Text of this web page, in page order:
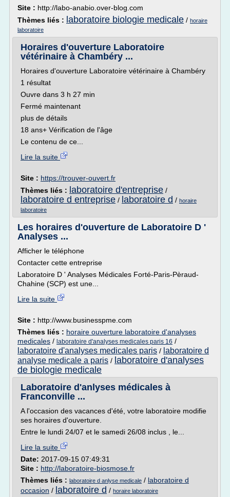
Site : http://labo-anabio.over-blog.com
Thèmes liés : laboratoire biologie medicale / horaire
laboratoire
Horaires d'ouverture Laboratoire
vétérinaire à Chambéry ...
Horaires d'ouverture Laboratoire vétérinaire à Chambéry
1 résultat
Ouvre dans 3 h 27 min
Fermé maintenant
plus de détails
18 ans+ Vérification de l'âge
Le contenu de ce...
Lire la suite
Site : https://trouver-ouvert.fr
Thèmes liés : laboratoire d'entreprise /
laboratoire d entreprise / laboratoire d / horaire
laboratoire
Les horaires d'ouverture de Laboratoire D '
Analyses ...
Afficher le téléphone
Contacter cette entreprise
Laboratoire D ' Analyses Médicales Forté-Paris-Pèraud-
Chahine (SCP) est une...
Lire la suite
Site : http://www.businesspme.com
Thèmes liés : horaire ouverture laboratoire d'analyses
medicales / laboratoire d'analyses medicales paris 16 /
laboratoire d'analyses medicales paris / laboratoire d
analyse medicale a paris / laboratoire d'analyses
de biologie medicale
Laboratoire d'anlyses médicales à
Franconville ...
A l'occasion des vacances d'été, votre laboratoire modifie
ses horaires d'ouverture.
Entre le lundi 24/07 et le samedi 26/08 inclus , le...
Lire la suite
Date: 2017-09-15 07:49:31
Site : http://laboratoire-biosmose.fr
Thèmes liés : laboratoire d anlyse medicale / laboratoire d
occasion / laboratoire d / horaire laboratoire